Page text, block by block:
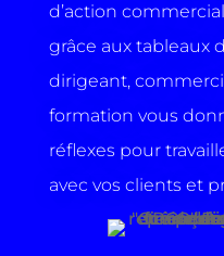
d’action
grâce aux tableaux
dirigeant,
formation vous
réflexes pour
avec vos clients et